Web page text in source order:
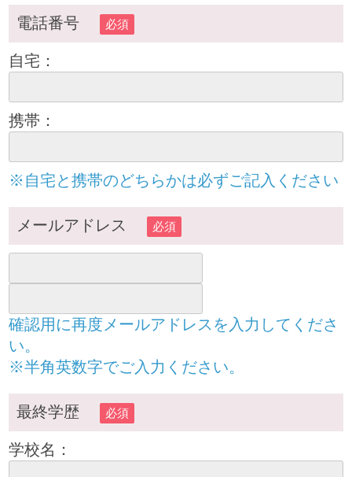
電話番号 必須
自宅：
携帯：
※自宅と携帯のどちらかは必ずご記入ください
メールアドレス 必須
確認用に再度メールアドレスを入力してくださ
い。
※半角英数字でご入力ください。
最終学歴 必須
学校名：